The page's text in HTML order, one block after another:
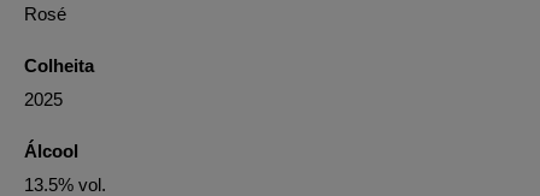
Rosé
Colheita
2025
Álcool
13.5% vol.